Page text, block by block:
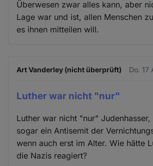
Überwesen zwar alles kann, aber
Lage war und ist, allen Menschen
es ihnen mitteilen will.
Art Vanderley (nicht überprüft) Do. 17
Luther war nicht "nur"
Luther war nicht "nur" Judenhasser,
sogar ein Antisemit der
wenn auch erst im Alter. Wie hätte
die Nazis reagiert?